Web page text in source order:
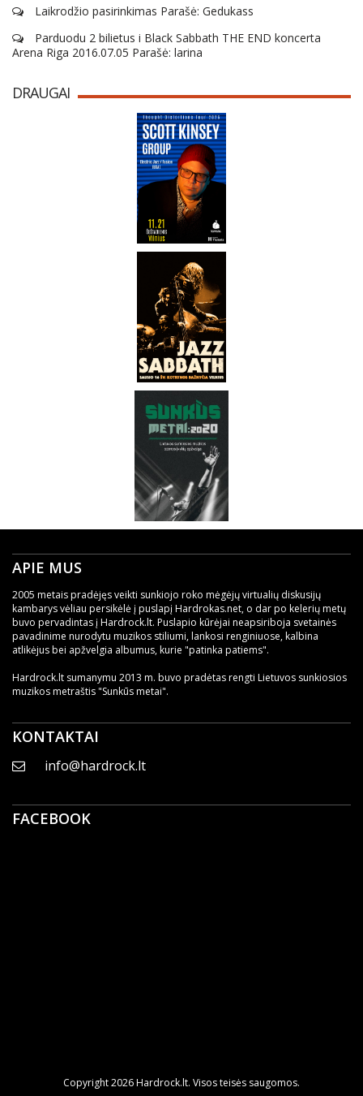
Laikrodžio pasirinkimas Parašė: Gedukass
Parduodu 2 bilietus i Black Sabbath THE END koncerta
Arena Riga 2016.07.05 Parašė: larina
DRAUGAI
APIE MUS
2005 metais pradėjęs veikti sunkiojo roko mėgėjų virtualių diskusijų
kambarys vėliau persikėlė į puslapį Hardrokas.net, o dar po kelerių metų
buvo pervadintas į Hardrock.lt. Puslapio kūrėjai neapsiriboja svetainės
pavadinime nurodytu muzikos stiliumi, lankosi renginiuose, kalbina
atlikėjus bei apžvelgia albumus, kurie "patinka patiems".
Hardrock.lt sumanymu 2013 m. buvo pradėtas rengti Lietuvos sunkiosios
muzikos metraštis "Sunkūs metai".
KONTAKTAI
info@hardrock.lt
FACEBOOK
Copyright 2026 Hardrock.lt. Visos teisės saugomos.